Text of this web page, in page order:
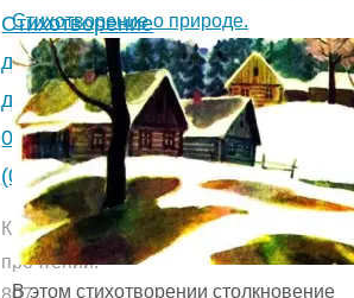
Стихотворение
для
детей.
0
(0)
Количество
прочтений:
Стихотворение о природе.
В этом стихотворении столкновение